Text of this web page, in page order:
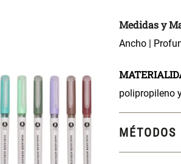
Medidas y
Ancho |
polipropileno